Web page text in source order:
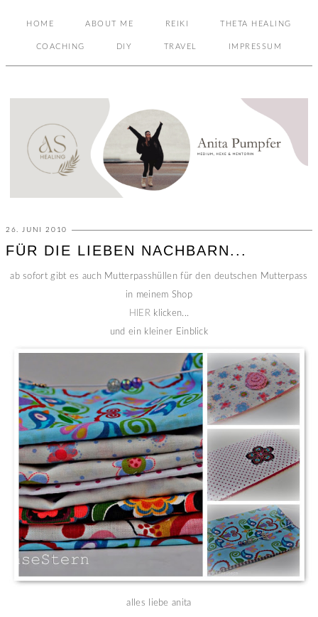
HOME ABOUT ME REIKI THETA HEALING
COACHING DIY TRAVEL IMPRESSUM
26. JUNI 2010
FÜR DIE LIEBEN NACHBARN...
ab sofort gibt es auch Mutterpasshüllen für den deutschen Mutterpass
in meinem Shop
HIERklicken...
und ein kleiner Einblick
alles liebe anita